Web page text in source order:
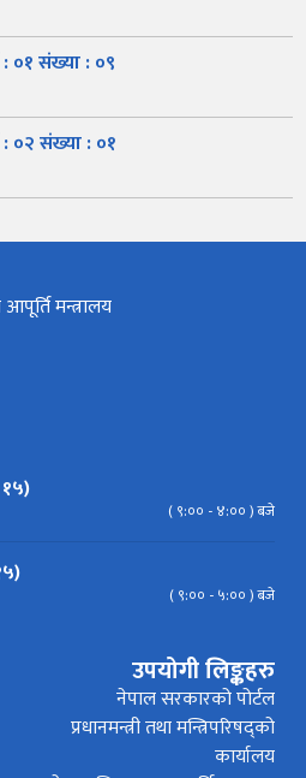
: ०१ संख्या : ०९
: ०२ संख्या : ०१
सूचना
मापदण्ड
मन्त्रालय
( ९:०० - ४:०० ) बजे
( ९:०० - ५:०० ) बजे
उपयोगी लिङ्कहरु
नेपाल सरकारको पोर्टल
प्रधानमन्त्री तथा मन्त्रिपरिषद्को
कार्यालय